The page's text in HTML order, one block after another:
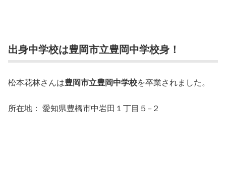
出身中学校は豊岡市立豊岡中学校身！
松本花林さんは豊岡市立豊岡中学校を卒業されました。
所在地： 愛知県豊橋市中岩田１丁目５−２